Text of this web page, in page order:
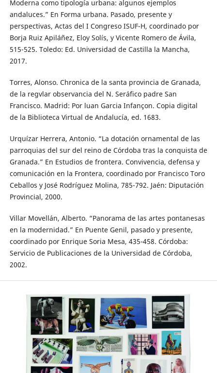
Moderna como tipología urbana: algunos ejemplos
andaluces.” En Forma urbana. Pasado, presente y
perspectivas, Actas del I Congreso ISUF-H, coordinado por
Borja Ruiz Apiláñez, Eloy Solís, y Vicente Romero de Ávila,
515-525. Toledo: Ed. Universidad de Castilla la Mancha,
2017.
Torres, Alonso. Chronica de la santa provincia de Granada,
de la regvlar observancia del N. Seráfico padre San
Francisco. Madrid: Por luan Garcia Infançon. Copia digital
de la Biblioteca Virtual de Andalucía, ed. 1683.
Urquízar Herrera, Antonio. “La dotación ornamental de las
parroquias del sur del reino de Córdoba tras la conquista de
Granada.” En Estudios de frontera. Convivencia, defensa y
comunicación en la Frontera, coordinado por Francisco Toro
Ceballos y José Rodríguez Molina, 785-792. Jaén: Diputación
Provincial, 2000.
Villar Movellán, Alberto. “Panorama de las artes pontanesas
en la modernidad.” En Puente Genil, pasado y presente,
coordinado por Enrique Soria Mesa, 435-458. Córdoba:
Servicio de Publicaciones de la Universidad de Córdoba,
2002.